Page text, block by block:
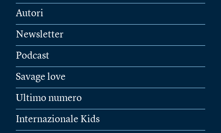
Autori
Newsletter
Podcast
Savage love
Ultimo numero
Internazionale Kids